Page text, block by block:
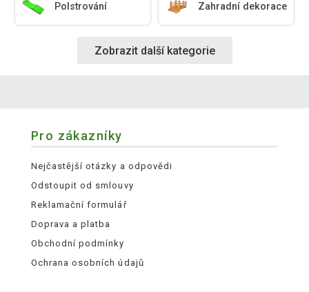
Polstrování Zahradní dekorace
Zobrazit další kategorie
Pro zákazníky
Nejčastější otázky a odpovědi
Odstoupit od smlouvy
Reklamační formulář
Doprava a platba
Obchodní podmínky
Ochrana osobních údajů